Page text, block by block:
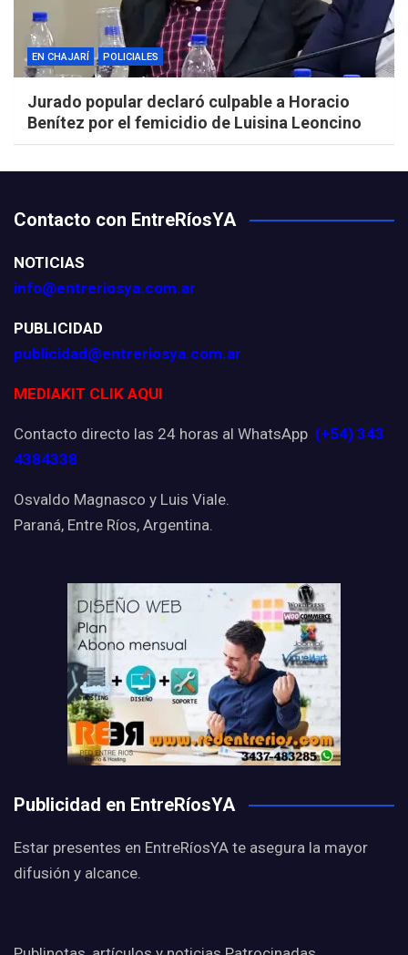
EN CHAJARÍ POLICIALES
Jurado popular declaró culpable a Horacio
Benítez por el femicidio de Luisina Leoncino
Contacto con EntreRíosYA
NOTICIAS
info@entreriosya.com.ar
PUBLICIDAD
publicidad@entreriosya.com.ar
MEDIAKIT CLIK AQUI
Contacto directo las 24 horas al WhatsApp (+54) 343
4384338
Osvaldo Magnasco y Luis Viale.
Paraná, Entre Ríos, Argentina.
Publicidad en EntreRíosYA
Estar presentes en EntreRíosYA te asegura la mayor
difusión y alcance.